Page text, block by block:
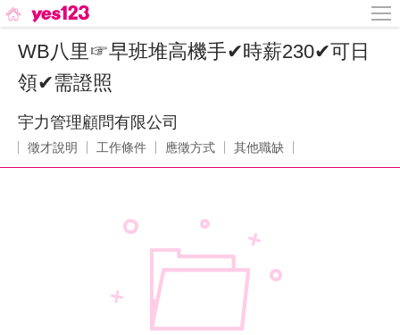
WB八里☞早班堆高機手✔時薪230✔可日
領✔需證照
宇力管理顧問有限公司
徵才說明 工作條件 應徵方式 其他職缺